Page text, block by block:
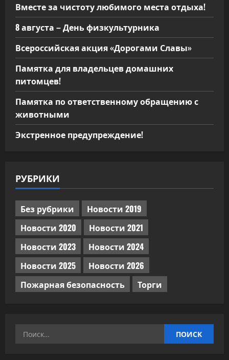
Вместе за чистоту любимого места отдыха!
8 августа – День физкультурника
Всероссийская акция «Дорогами Славы»
Памятка для владельцев домашних
питомцев!
Памятка по ответственному обращению с
животными
Экстренное предупреждение!
РУБРИКИ
Без рубрики
Новости 2019
Новости 2020
Новости 2021
Новости 2023
Новости 2024
Новости 2025
Новости 2026
Пожарная безопасность
Торги
Найти: